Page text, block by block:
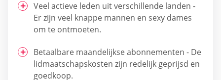
Veel actieve leden uit verschillende landen -
Er zijn veel knappe mannen en sexy dames
om te ontmoeten.
Betaalbare maandelijkse abonnementen - De
lidmaatschapskosten zijn redelijk geprijsd en
goedkoop.